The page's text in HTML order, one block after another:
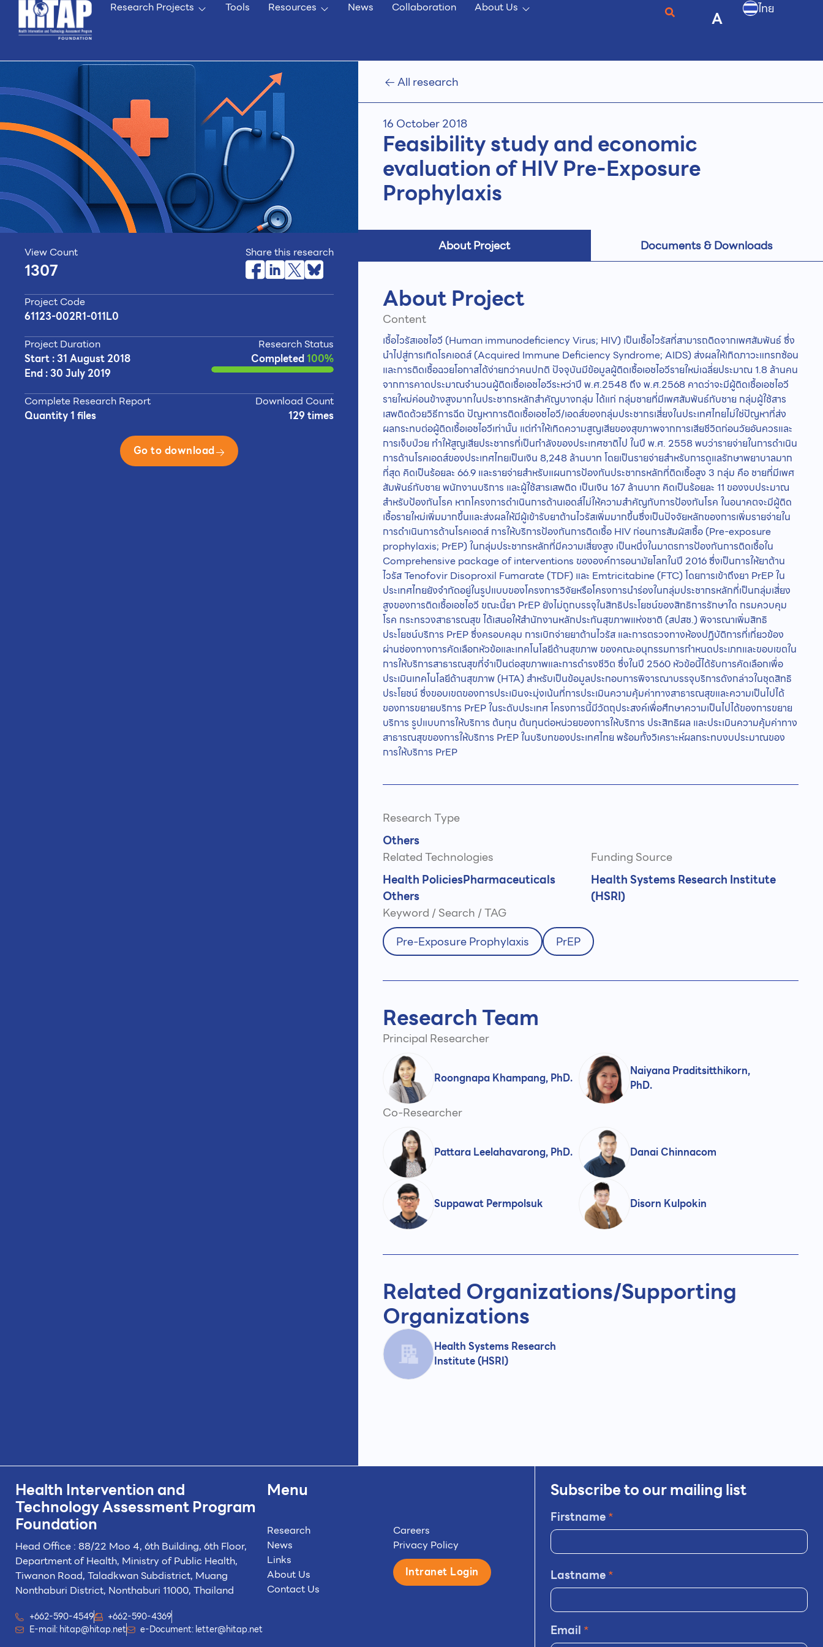
Research Projects Tools Resources News Collaboration About Us
A ไทย
View Count
1307
Share this research
Project Code
61123-002R1-011L0
Project Duration
Start : 31 August 2018
End : 30 July 2019
Research Status
Completed100%
Complete Research Report
Quantity 1 files
Download Count
129 times
Go to download
All research
16 October 2018
Feasibility study and economic
evaluation of HIV Pre-Exposure
Prophylaxis
About Project Documents & Downloads
About Project
Content
เชื้อไวรัสเอชไอวี (Human immunodeficiency Virus; HIV) เป็นเชื้อไวรัสที่สามารถติดจากเพศสัมพันธ์ ซึ่ง
นำไปสู่การเกิดโรคเอดส์ (Acquired Immune Deficiency Syndrome; AIDS) ส่งผลให้เกิดภาวะแทรกซ้อน
และการติดเชื้อฉวยโอกาสได้ง่ายกว่าคนปกติ ปัจจุบันมีข้อมูลผู้ติดเชื้อเอชไอวีรายใหม่เฉลี่ยประมาณ 1.8 ล้านคน
จากการคาดประมาณจำนวนผู้ติดเชื้อเอชไอวีระหว่าปี พ.ศ.2548 ถึง พ.ศ.2568 คาดว่าจะมีผู้ติดเชื้อเอชไอวี
รายใหม่ค่อนข้างสูงมากในประชากรหลักสำคัญบางกลุ่ม ได้แก่ กลุ่มชายที่มีเพศสัมพันธ์กับชาย กลุ่มผู้ใช้สาร
เสพติดด้วยวิธีการฉีด ปัญหาการติดเชื้อเอชไอวี/เอดส์ของกลุ่มประชากรเสี่ยงในประเทศไทยไม่ใช่ปัญหาที่ส่ง
ผลกระทบต่อผู้ติดเชื้อเอชไอวีเท่านั้น แต่ทำให้เกิดความสูญเสียของสุขภาพจากการเสียชีวิตก่อนวัยอันควรและ
การเจ็บป่วย ทำให้สูญเสียประชากรที่เป็นกำลังของประเทศชาติไป ในปี พ.ศ. 2558 พบว่ารายจ่ายในการดำเนิน
การด้านโรคเอดส์ของประเทศไทยเป็นเงิน 8,248 ล้านบาท โดยเป็นรายจ่ายสำหรับการดูแลรักษาพยาบาลมาก
ที่สุด คิดเป็นร้อยละ 66.9 และรายจ่ายสำหรับแผนการป้องกันประชากรหลักที่ติดเชื้อสูง 3 กลุ่ม คือ ชายที่มีเพศ
สัมพันธ์กับชาย พนักงานบริการ และผู้ใช้สารเสพติด เป็นเงิน 167 ล้านบาท คิดเป็นร้อยละ 11 ของงบประมาณ
สำหรับป้องกันโรค หากโครงการดำเนินการด้านเอดส์ไม่ให้ความสำคัญกับการป้องกันโรค ในอนาคตจะมีผู้ติด
เชื้อรายใหม่เพิ่มมากขึ้นและส่งผลให้มีผู้เข้ารับยาต้านไวรัสเพิ่มมากขึ้นซึ่งเป็นปัจจัยหลักของการเพิ่มรายจ่ายใน
การดำเนินการด้านโรคเอดส์ การให้บริการป้องกันการติดเชื้อ HIV ก่อนการสัมผัสเชื้อ (Pre-exposure
prophylaxis; PrEP) ในกลุ่มประชากรหลักที่มีความเสี่ยงสูง เป็นหนึ่งในมาตรการป้องกันการติดเชื้อใน
Comprehensive package of interventions ขององค์การอนามัยโลกในปี 2016 ซึ่งเป็นการให้ยาต้าน
ไวรัส Tenofovir Disoproxil Fumarate (TDF) และ Emtricitabine (FTC) โดยการเข้าถึงยา PrEP ใน
ประเทศไทยยังจำกัดอยู่ในรูปแบบของโครงการวิจัยหรือโครงการนำร่องในกลุ่มประชากรหลักที่เป็นกลุ่มเสี่ยง
สูงของการติดเชื้อเอชไอวี ขณะนี้ยา PrEP ยังไม่ถูกบรรจุในสิทธิประโยชน์ของสิทธิการรักษาใด กรมควบคุม
โรค กระทรวงสาธารณสุข ได้เสนอให้สำนักงานหลักประกันสุขภาพแห่งชาติ (สปสช.) พิจารณาเพิ่มสิทธิ
ประโยชน์บริการ PrEP ซึ่งครอบคลุม การเบิกจ่ายยาต้านไวรัส และการตรวจทางห้องปฏิบัติการที่เกี่ยวข้อง
ผ่านช่องทางการคัดเลือกหัวข้อและเทคโนโลยีด้านสุขภาพ ของคณะอนุกรรมการกำหนดประเภทและขอบเขตใน
การให้บริการสาธารณสุขที่จำเป็นต่อสุขภาพและการดำรงชีวิต ซึ่งในปี 2560 หัวข้อนี้ได้รับการคัดเลือกเพื่อ
ประเมินเทคโนโลยีด้านสุขภาพ (HTA) สำหรับเป็นข้อมูลประกอบการพิจารณาบรรจุบริการดังกล่าวในชุดสิทธิ
ประโยชน์ ซึ่งขอบเขตของการประเมินจะมุ่งเน้นที่การประเมินความคุ้มค่าทางสาธารณสุขและความเป็นไปได้
ของการขยายบริการ PrEP ในระดับประเทศ โครงการนี้มีวัตถุประสงค์เพื่อศึกษาความเป็นไปได้ของการขยาย
บริการ รูปแบบการให้บริการ ต้นทุน ต้นทุนต่อหน่วยของการให้บริการ ประสิทธิผล และประเมินความคุ้มค่าทาง
สาธารณสุขของการให้บริการ PrEP ในบริบทของประเทศไทย พร้อมทั้งวิเคราะห์ผลกระทบงบประมาณของ
การให้บริการ PrEP
Research Type
Others
Related Technologies
Health PoliciesPharmaceuticals
Others
Funding Source
Health Systems Research Institute
(HSRI)
Keyword / Search / TAG
Pre-Exposure Prophylaxis
PrEP
Research Team
Principal Researcher
Roongnapa Khampang, PhD.
Naiyana Praditsitthikorn,
PhD.
Co-Researcher
Pattara Leelahavarong, PhD. Danai Chinnacom
Suppawat Permpolsuk Disorn Kulpokin
Related Organizations/Supporting
Organizations
Health Systems Research
Institute (HSRI)
Health Intervention and
TechnologyAssessment Program
Foundation
Head Office : 88/22 Moo 4, 6th Building, 6th Floor,
Department of Health, Ministry of Public Health,
Tiwanon Road, Taladkwan Subdistrict, Muang
Nonthaburi District, Nonthaburi 11000, Thailand
+662-590-4549
+662-590-4369
E-mail:hitap@hitap.net e-Document:letter@hitap.net
Menu
Research
News
Links
About Us
Contact Us
Careers
Privacy Policy
Intranet Login
Subscribe to our mailing list
Firstname*
Lastname*
Email *